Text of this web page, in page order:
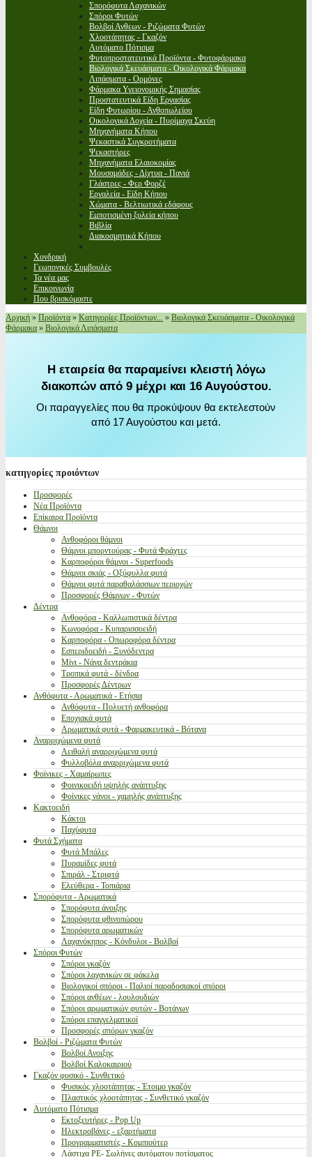
Σπορόφυτα Λαχανικών
Σπόροι Φυτών
Βολβοί Ανθεων - Ριζώματα Φυτών
Χλοοτάπητας - Γκαζόν
Αυτόματο Πότισμα
Φυτοπροστατευτικά Προϊόντα - Φυτοφάρμακα
Βιολογικά Σκευάσματα - Οικολογικά Φάρμακα
Λιπάσματα - Ορμόνες
Φάρμακα Υγειονομικής Σημασίας
Προστατευτικά Είδη Εργασίας
Είδη Φυτωρίου - Ανθοπωλείου
Οικολογικά Δοχεία - Πυρίμαχα Σκεύη
Μηχανήματα Κήπου
Ψεκαστικά Συγκροτήματα
Ψεκαστήρες
Μηχανήματα Ελαιοκομίας
Μουσαμάδες - Δίχτυα - Πανιά
Γλάστρες - Φερ Φορζέ
Εργαλεία - Είδη Κήπου
Χώματα - Βελτιωτικά εδάφους
Εμποτισμένη ξυλεία κήπου
Βιβλία
Διακοσμητικά Κήπου
Χονδρική
Γεωπονικές Συμβουλές
Τα νέα μας
Επικοινωνία
Που βρισκόμαστε
Αρχική » Προϊόντα » Κατηγορίες Προϊόντων... » Βιολογικά Σκευάσματα - Οικολογικά
Φάρμακα » Βιολογικά Λιπάσματα
Η εταιρεία θα παραμείνει κλειστή λόγω
διακοπών από 9 μέχρι και 16 Αυγούστου.
Οι παραγγελίες που θα προκύψουν θα εκτελεστούν
από 17 Αυγούστου και μετά.
κατηγορίες προιόντων
Προσφορές
Νέα Προϊόντα
Επίκαιρα Προϊόντα
Θάμνοι
Ανθοφόροι θάμνοι
Θάμνοι μπορντούρας - Φυτά Φράχτες
Καρποφόροι θάμνοι - Superfoods
Θάμνοι σκιάς - Οξύφυλλα φυτά
Θάμνοι φυτά παραθαλάσσιων περιοχών
Προσφορές Θάμνων - Φυτών
Δέντρα
Ανθοφόρα - Καλλωπιστικά δέντρα
Κωνοφόρα - Κυπαρισσοειδή
Καρποφόρα - Οπωροφόρα δέντρα
Εσπεριδοειδή - Ξυνόδεντρα
Μίνι - Νάνα δεντράκια
Τροπικά φυτά - δένδρα
Προσφορές Δέντρων
Ανθόφυτα - Αρωματικά - Ετήσια
Ανθόφυτα - Πολυετή ανθοφόρα
Εποχιακά φυτά
Αρωματικά φυτά - Φαρμακευτικά - Βότανα
Αναρριχώμενα φυτά
Αειθαλή αναρριχώμενα φυτά
Φυλλοβόλα αναρριχώμενα φυτά
Φοίνικες - Χαμαίρωπες
Φοινικοειδή υψηλής ανάπτυξης
Φοίνικες νάνοι - χαμηλής ανάπτυξης
Κακτοειδή
Κάκτοι
Παχύφυτα
Φυτά Σχήματα
Φυτά Μπάλες
Πυραμίδες φυτά
Σπιράλ - Στριφτά
Ελεύθερα - Τοπιάρια
Σπορόφυτα - Αρωματικά
Σπορόφυτα άνοιξης
Σπορόφυτα φθινοπώρου
Σπορόφυτα αρωματικών
Λαχανόκηπος - Κόνδυλοι - Βολβοί
Σπόροι Φυτών
Σπόροι γκαζόν
Σπόροι λαχανικών σε φάκελα
Βιολογικοί σπόροι - Παλιοί παραδοσιακοί σπόροι
Σπόροι ανθέων - λουλουδιών
Σπόροι αρωματικών φυτών - Βοτάνων
Σπόροι επαγγελματικοί
Προσφορές σπόρων γκαζόν
Βολβοί - Ριζώματα Φυτών
Βολβοί Ανοιξης
Βολβοί Καλοκαιριού
Γκαζόν φυσικό - Συνθετικό
Φυσικός χλοοτάπητας - Έτοιμο γκαζόν
Πλαστικός χλοοτάπητας - Συνθετικό γκαζόν
Αυτόματο Πότισμα
Εκτοξευτήρες - Pop Up
Ηλεκτροβάνες - εξαρτήματα
Προγραμματιστές - Κομπιούτερ
Λάστιχα PE- Σωλήνες αυτόματου ποτίσματος